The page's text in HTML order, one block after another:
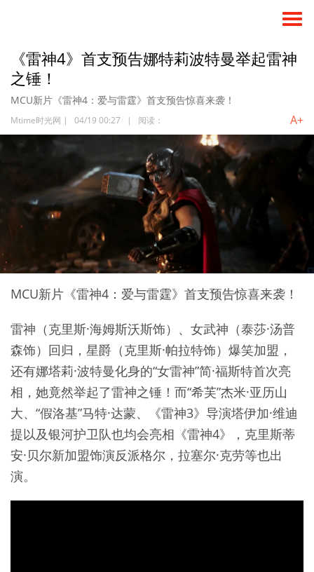
《雷神4》首支预告娜特莉波特曼举起雷神
之锤！
MCU新片《雷神4：爱与雷霆》首支预告惊喜来袭！
Mtime时光网 | 04/19 00:27 | 阅读： A+
MCU新片《雷神4：爱与雷霆》首支预告惊喜来袭！
雷神（克里斯·海姆斯沃斯饰）、女武神（泰莎·汤普
森饰）回归，星爵（克里斯·帕拉特饰）爆笑加盟，
还有娜塔莉·波特曼化身的“女雷神”简·福斯特首次亮
相，她竟然举起了雷神之锤！而“希芙”杰米·亚历山
大、“假洛基”马特·达蒙、《雷神3》导演塔伊加·维迪
提以及银河护卫队也均会亮相《雷神4》，克里斯蒂
安·贝尔新加盟饰演反派格尔，拉塞尔·克劳等也出
演。